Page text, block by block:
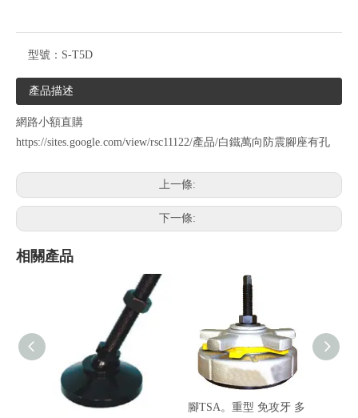
型號： S-T5D
產品描述
網路小額直購
https://sites.google.com/view/rsc11122/產品/白鐵萬向防震腳座有孔
上一條:
下一條:
相關產品
腳SL-T5。(中碳鋼染黑)
腳TSA。重型 免攻牙 多